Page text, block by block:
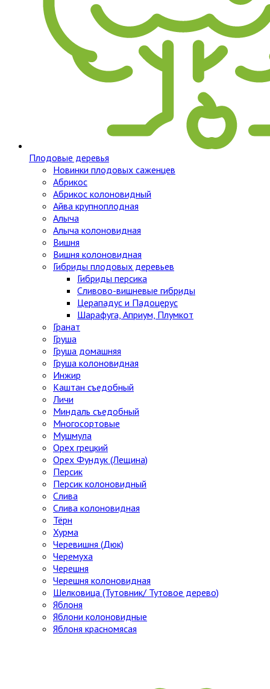
Плодовые деревья
Новинки плодовых саженцев
Абрикос
Абрикос колоновидный
Айва крупноплодная
Алыча
Алыча колоновидная
Вишня
Вишня колоновидная
Гибриды плодовых деревьев
Гибриды персика
Сливово-вишневые гибриды
Церападус и Падоцерус
Шарафуга, Априум, Плумкот
Гранат
Груша
Груша домашняя
Груша колоновидная
Инжир
Каштан съедобный
Личи
Миндаль съедобный
Многосортовые
Мушмула
Орех грецкий
Орех Фундук (Лещина)
Персик
Персик колоновидный
Слива
Слива колоновидная
Тёрн
Хурма
Черевишня (Дюк)
Черемуха
Черешня
Черешня колоновидная
Шелковица (Тутовник/ Тутовое дерево)
Яблоня
Яблони колоновидные
Яблоня красномясая